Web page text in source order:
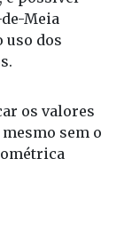
possível
Meia
dos
os valores
sem o